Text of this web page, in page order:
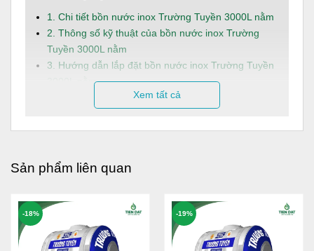
1. Chi tiết bồn nước inox Trường Tuyền 3000L nằm
2. Thông số kỹ thuật của bồn nước inox Trường
Tuyền 3000L nằm
3. Hướng dẫn lắp đặt bồn nước inox Trường Tuyền
3000L nằm
4. Dịch vụ và hậu mãi
Bồn nướcinox Toàn Mỹ Trường Tuyền 3000L nằm là giải
hợp cho các hộ gia đình hoặc công trình dân dụng có nhu
Dung tích:
3000L, đáp ứng linh hoạt nhu cầu sử
dụng nước sinh hoạt hằng ngày cho gia đình từ 6 -
7 người.
Xem tất cả
Sản phẩm liên quan
-18% -19%